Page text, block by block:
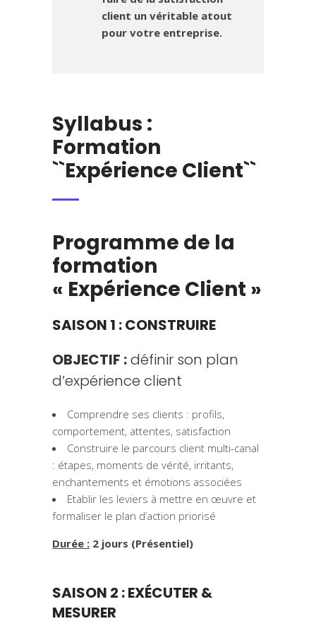
client un véritable atout
pour votre entreprise.
Syllabus :
Formation
``Expérience Client``
Programme de la
formation
« Expérience Client »
SAISON 1 : CONSTRUIRE
OBJECTIF :définir son plan
d’expérience client
Comprendre ses clients : profils,
comportement, attentes, satisfaction
Construire le parcours client multi-canal
: étapes, moments de vérité, irritants,
enchantements et émotions associées
Etablir les leviers à mettre en œuvre et
formaliser le plan d’action priorisé
Durée : 2 jours (Présentiel)
SAISON 2 : EXÉCUTER &
MESURER